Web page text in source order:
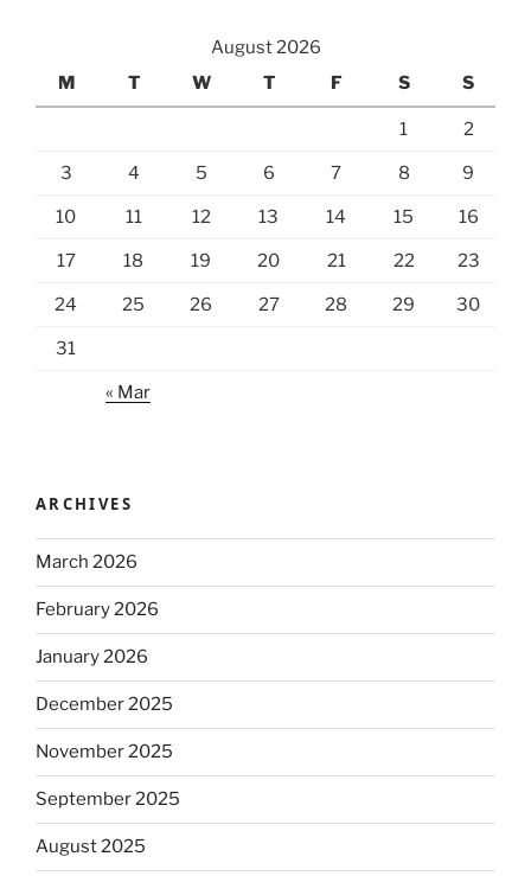
August 2026
M
T W T F S S
1 2
3 4 5 6 7 8 9
10 11 12 13 14 15 16
17 18 19 20 21 22 23
24 25 26 27 28 29 30
31
« Mar
ARCHIVES
March 2026
February 2026
January 2026
December 2025
November 2025
September 2025
August 2025